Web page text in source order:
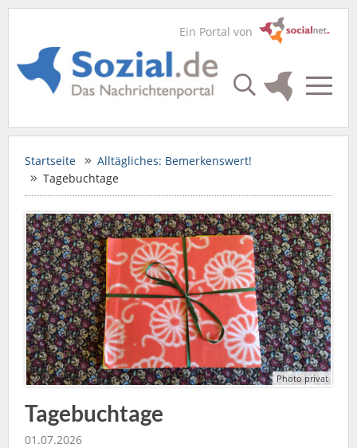
Ein Portal von
Startseite
Alltägliches: Bemerkenswert!
Tagebuchtage
Photo privat
Tagebuchtage
01.07.2026